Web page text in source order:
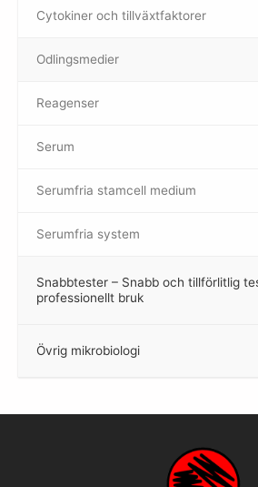
Cytokiner och tillväxtfaktorer
Odlingsmedier
Reagenser
Serum
Serumfria stamcell medium
Serumfria system
Snabbtester – Snabb och tillförlitlig
professionellt bruk
–
Övrig mikrobiologi
–